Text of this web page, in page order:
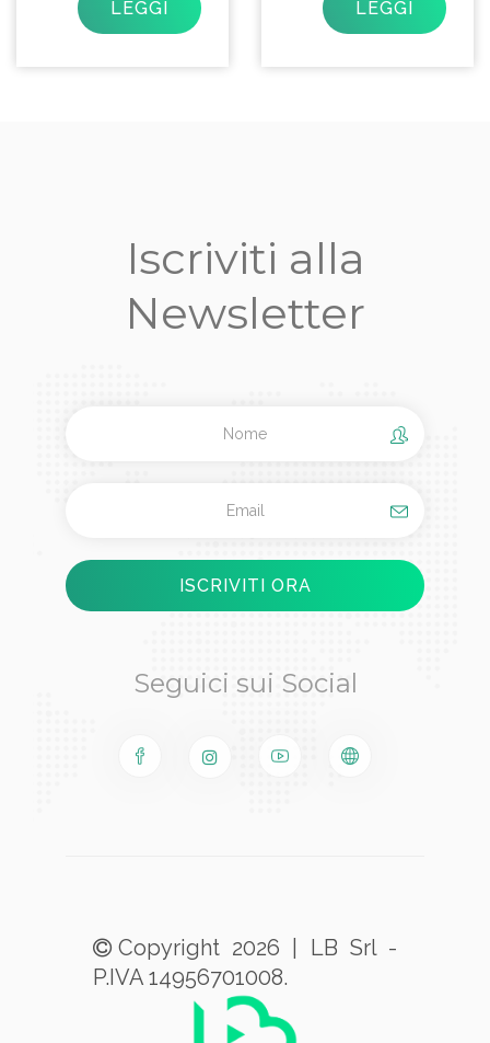
LEGGI LEGGI
Iscriviti alla
Newsletter
Seguici sui Social
Copyright 2026 | LB Srl -
P.IVA 14956701008.